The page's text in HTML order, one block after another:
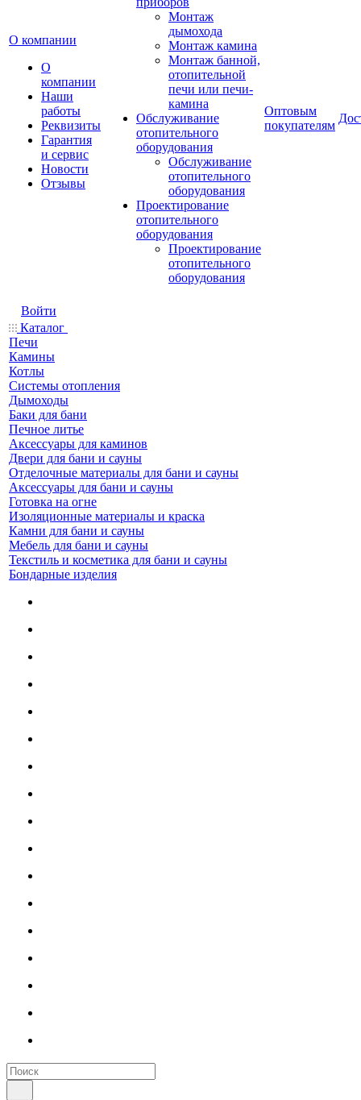
О компании
О
компании
Наши
работы
Реквизиты
Гарантия
и сервис
Новости
Отзывы
Монтаж
дымохода
Монтаж камина
Монтаж банной,
отопительной
печи или печи-
камина
Обслуживание
отопительного
оборудования
Обслуживание
отопительного
оборудования
Проектирование
отопительного
оборудования
Проектирование
отопительного
оборудования
Оптовым
покупателям
Войти
Каталог
Печи
Камины
Котлы
Системы отопления
Дымоходы
Баки для бани
Печное литье
Аксессуары для каминов
Двери для бани и сауны
Отделочные материалы для бани и сауны
Аксессуары для бани и сауны
Готовка на огне
Изоляционные материалы и краска
Камни для бани и сауны
Мебель для бани и сауны
Текстиль и косметика для бани и сауны
Бондарные изделия